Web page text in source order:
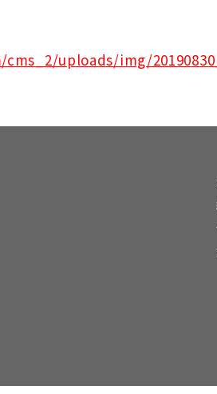
uploads/img/